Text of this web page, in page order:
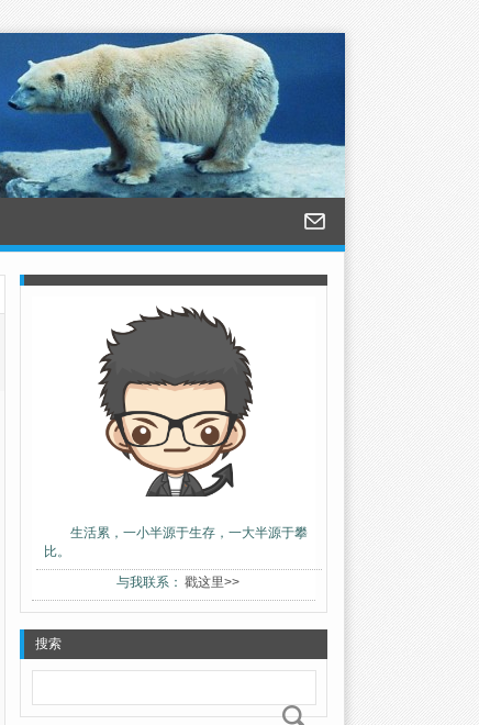
生活累，一小半源于生存，一大半源于攀
比。
与我联系： 戳这里>>
搜索